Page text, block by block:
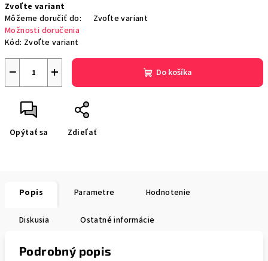
cena:
Zvoľte variant
Môžeme doručiť do:
Zvoľte variant
Možnosti doručenia
Kód: Zvoľte variant
+
− Do košíka
Opýtať sa Zdieľať
Popis Parametre Hodnotenie
Diskusia Ostatné informácie
Podrobný popis